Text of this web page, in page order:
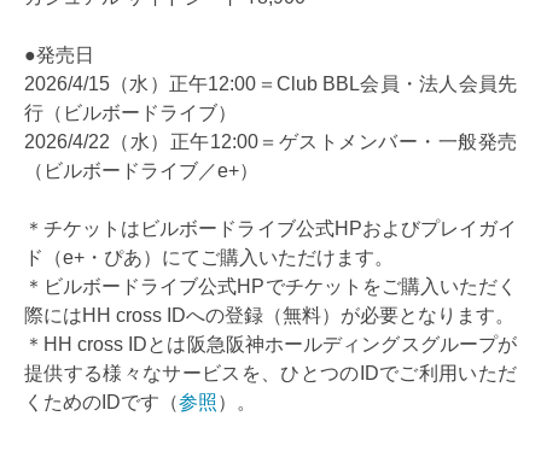
●発売日
2026/4/15（水）正午12:00＝Club BBL会員・法人会員先
行（ビルボードライブ）
2026/4/22（水）正午12:00＝ゲストメンバー・一般発売
（ビルボードライブ／e+）
＊チケットはビルボードライブ公式HPおよびプレイガイ
ド（e+・ぴあ）にてご購入いただけます。
＊ビルボードライブ公式HPでチケットをご購入いただく
際にはHH cross IDへの登録（無料）が必要となります。
＊HH cross IDとは阪急阪神ホールディングスグループが
提供する様々なサービスを、ひとつのIDでご利用いただ
くためのIDです（参照）。